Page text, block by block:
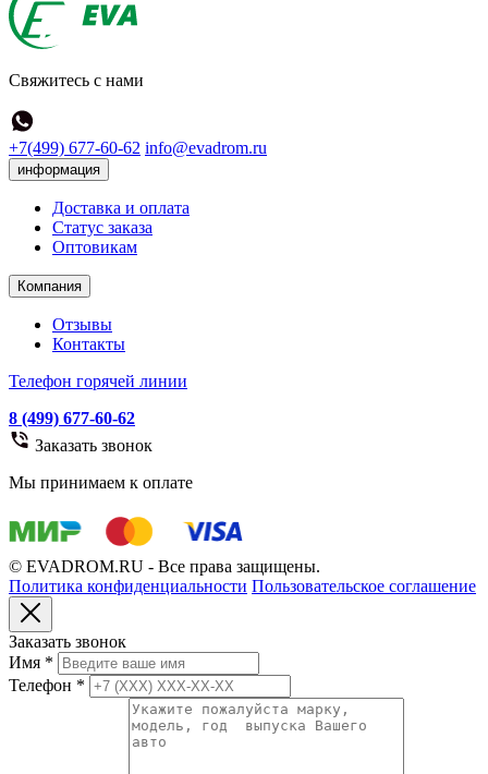
Свяжитесь с нами
+7(499) 677-60-62 info@evadrom.ru
информация
Доставка и оплата
Статус заказа
Оптовикам
Компания
Отзывы
Контакты
Телефон горячей линии
8 (499) 677-60-62
Заказать звонок
Мы принимаем к оплате
© EVADROM.RU - Все права защищены.
Политика конфиденциальности Пользовательское соглашение
Заказать звонок
Имя *
Телефон *